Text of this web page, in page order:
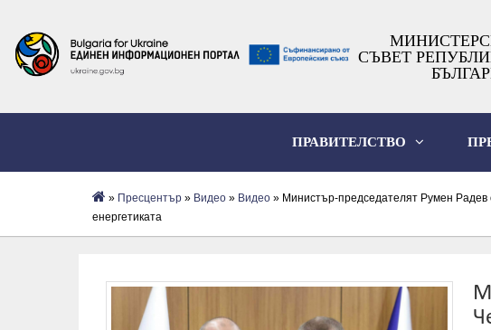
СЪВЕТ
ПРАВИТЕЛСТВО
» Пресцентър » Видеo » Видео » Министър-председателят Румен
енергетиката